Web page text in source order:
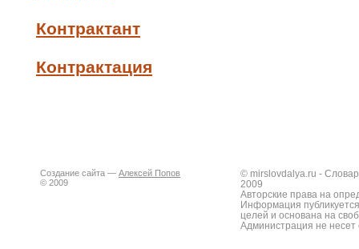
Контрактант
Контрактация
Создание сайта — Алексей Попов
© 2009
© mirslovdalya.ru -
2009
Авторские права на
Информация
целей и основана на
Администрация не несет